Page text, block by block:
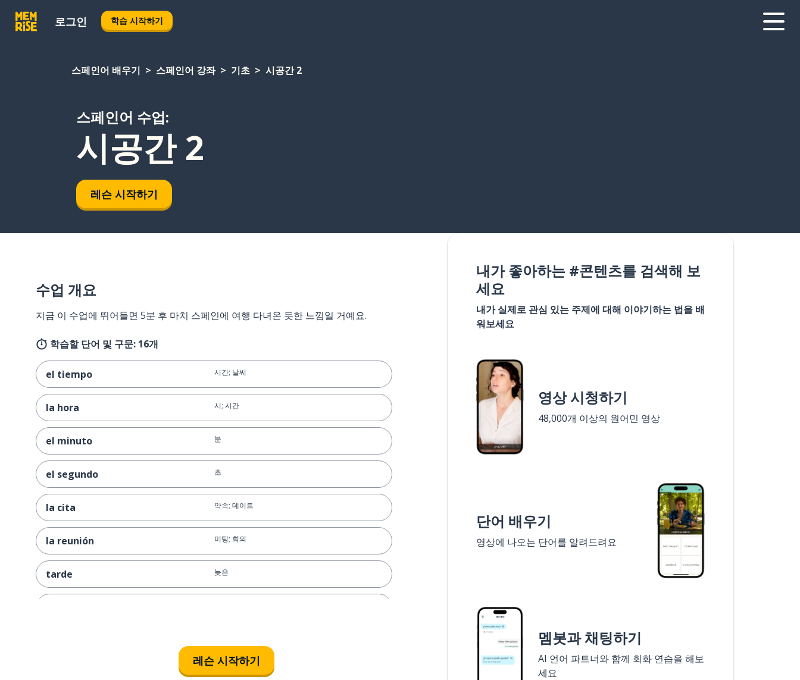
로그인 학습 시작하기
스페인어 배우기 스페인어 강좌 기초 시공간 2
스페인어 수업:
시공간 2
레슨 시작하기
수업 개요
지금 이 수업에 뛰어들면 5분 후 마치 스페인에 여행 다녀온 듯한 느낌일 거예요.
학습할 단어 및 구문: 16개
el tiempo 시간; 날씨
la hora 시; 시간
el minuto 분
el segundo 초
la cita 약속; 데이트
la reunión 미팅; 회의
tarde 늦은
일찍오다; 일찍 도착하다
레슨 시작하기
내가 좋아하는 #콘텐츠를 검색해 보
세요
내가 실제로 관심 있는 주제에 대해 이야기하는 법을 배
워보세요
영상 시청하기
48,000개 이상의 원어민 영상
단어 배우기
영상에 나오는 단어를 알려드려요
멤봇과 채팅하기
AI 언어 파트너와 함께 회화 연습을 해보
세요